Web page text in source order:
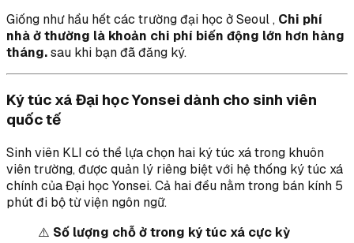
Giống như hầu hết các trường đại học ở Seoul , Chi phí
nhà ở thường là khoản chi phí biến động lớn hơn hàng
tháng.sau khi bạn đã đăng ký.
Ký túc xá Đại học Yonsei dành cho sinh viên
quốc tế
Sinh viên KLI có thể lựa chọn hai ký túc xá trong khuôn
viên trường, được quản lý riêng biệt với hệ thống ký túc xá
chính của Đại học Yonsei. Cả hai đều nằm trong bán kính 5
phút đi bộ từ viện ngôn ngữ.
⚠️ Số lượng chỗ ở trong ký túc xá cực kỳ